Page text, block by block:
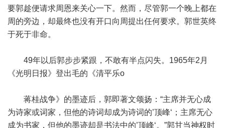
要郭趁便请求周恩来关心一下。然而，尽管郭一个晚上都在
周的旁边，却最终也没有开口向周提出任何要求。郭世英终
于死于非命。
49年以后郭步步紧跟，不敢有半点闪失。1965年2月
《光明日报》登出毛的《清平乐o
蒋桂战争》的墨迹后，郭即著文颂扬：“主席并无心成
为诗家或词家，但他的诗词却成为诗词的’顶峰‘；主席无心
成为书家，但他的墨迹却是书法中的’顶峰‘。”郭甘当神权时